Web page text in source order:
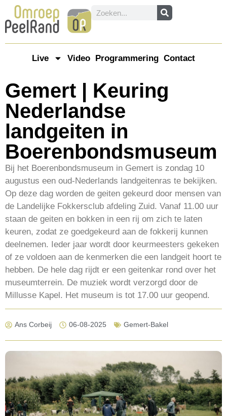
Live Video Programmering Contact
Gemert | Keuring
Nederlandse
landgeiten in
Boerenbondsmuseum
Bij het Boerenbondsmuseum in Gemert is zondag 10
augustus een oud-Nederlands landgeitenras te bekijken.
Op deze dag worden de geiten gekeurd door mensen van
de Landelijke Fokkersclub afdeling Zuid. Vanaf 11.00 uur
staan de geiten en bokken in een rij om zich te laten
keuren, zodat ze goedgekeurd aan de fokkerij kunnen
deelnemen. Ieder jaar wordt door keurmeesters gekeken
of ze voldoen aan de kenmerken die een landgeit hoort te
hebben. De hele dag rijdt er een geitenkar rond over het
museumterrein. De muziek wordt verzorgd door de
Millusse Kapel. Het museum is tot 17.00 uur geopend.
Ans Corbeij 06-08-2025 Gemert-Bakel